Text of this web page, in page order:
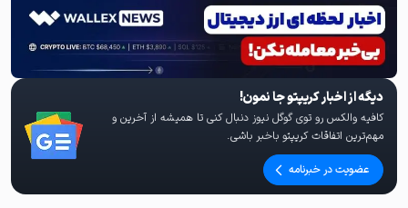
دیگه از اخبار کریپتو جا نمون!
کافیه والکس رو توی گوگل نیوز دنبال کنی تا همیشه از آخرین و
مهم‌ترین اتفاقات کریپتو باخبر باشی.
عضویت در خبرنامه